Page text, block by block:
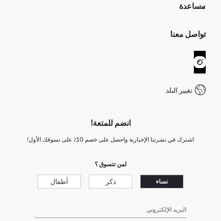
تعرف علينا
GIFT CLUB
مساعدة
عمليات الارجاع و الاستبدال السهلة
تتبع الشحنة
كيف يمكنك التسوق في ديفاكتو ؟
تواصل معنا
نموذج الاتصال
خدمة العملاء
تغيير البلد
انضم للمتعة!
اشترك في نشرتنا الإخبارية واحصل على خصم 10٪ على تسوقك الأول!
لمن تتسوق ؟
نساء ذكر أطفال
البريد الإلكتروني